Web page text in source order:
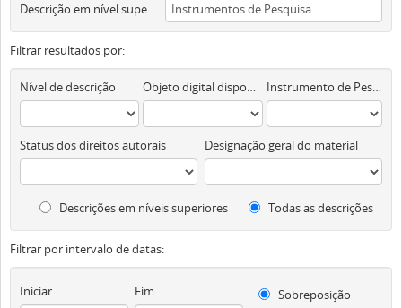
Descrição em nível superior
Filtrar resultados por:
Nível de descrição Objeto digital disponível Instrumento de Pesquisa
Status dos direitos autorais Designação geral do material
Descrições em níveis superiores Todas as descrições
Filtrar por intervalo de datas:
Iniciar Fim
Sobreposição